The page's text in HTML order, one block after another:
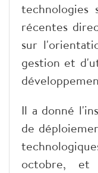
technologies
récentes
sur
gestion et
Il a donné
de
octobre, et